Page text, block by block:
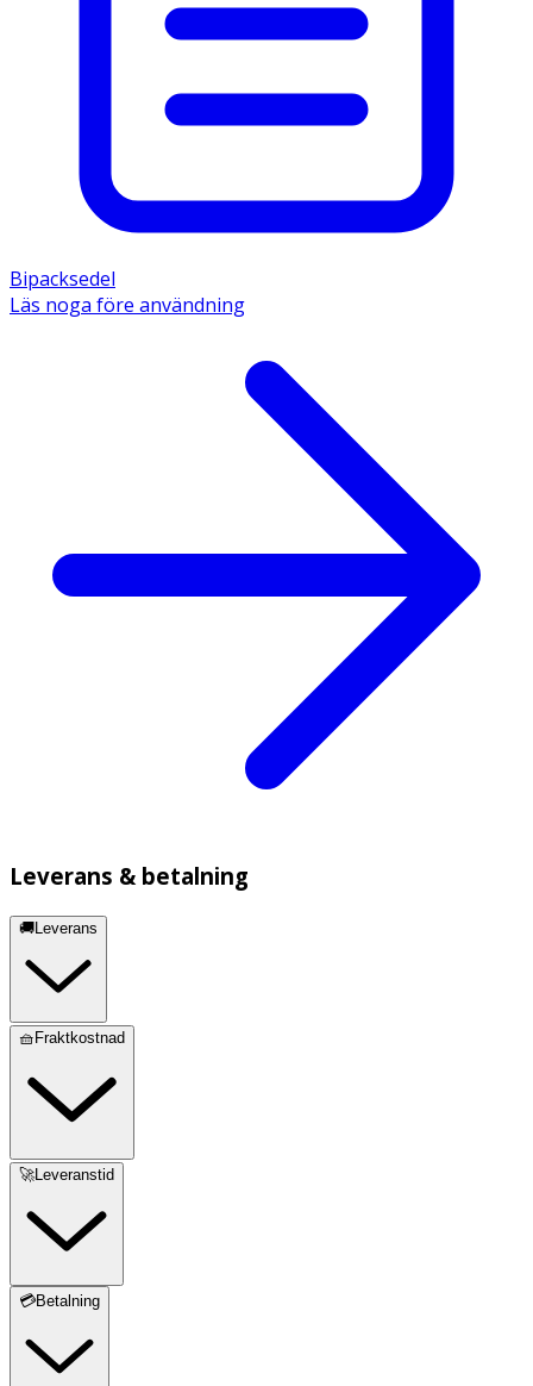
Bipacksedel
Läs noga före användning
Leverans & betalning
🚚Leverans
🧺Fraktkostnad
🚀Leveranstid
💳Betalning